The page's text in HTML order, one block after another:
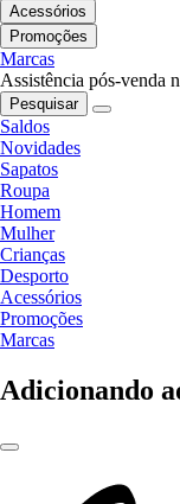
Acessórios
Promoções
Marcas
Assistência pós-venda
Pesquisar
Saldos
Novidades
Sapatos
Roupa
Homem
Mulher
Crianças
Desporto
Acessórios
Promoções
Marcas
Adicionando